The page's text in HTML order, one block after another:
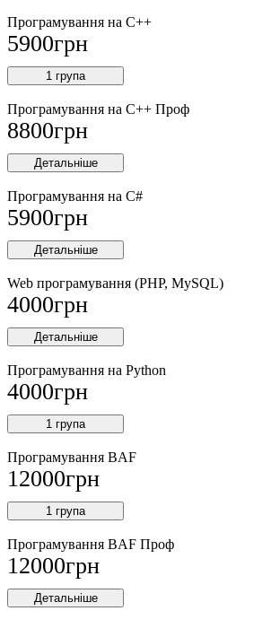
Програмування на С++
5900грн
1 група
Програмування на С++ Проф
8800грн
Детальніше
Програмування на C#
5900грн
Детальніше
Web програмування (PHP, MySQL)
4000грн
Детальніше
Програмування на Python
4000грн
1 група
Програмування BAF
12000грн
1 група
Програмування BAF Проф
12000грн
Детальніше